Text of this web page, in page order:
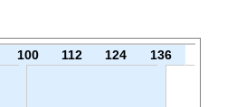
100 112 124
136